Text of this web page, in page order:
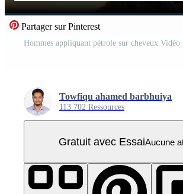
Partager sur Pinterest
Hommes appliquant pétrole sur cheveux Vidéo
Towfiqu ahamed barbhuiya
113 702 Ressources
Gratuit avec EssaiAucune